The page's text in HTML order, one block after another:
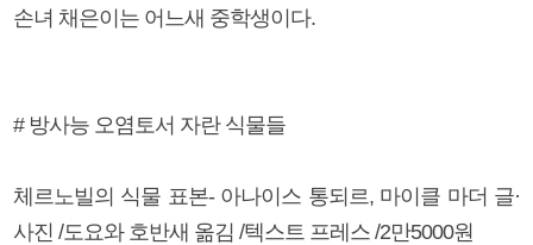
손녀 채은이는 어느새 중학생이다.
# 방사능 오염토서 자란 식물들
체르노빌의 식물 표본- 아나이스 통되르, 마이클 마더 글·
사진 /도요와 호반새 옮김 /텍스트 프레스 /2만5000원